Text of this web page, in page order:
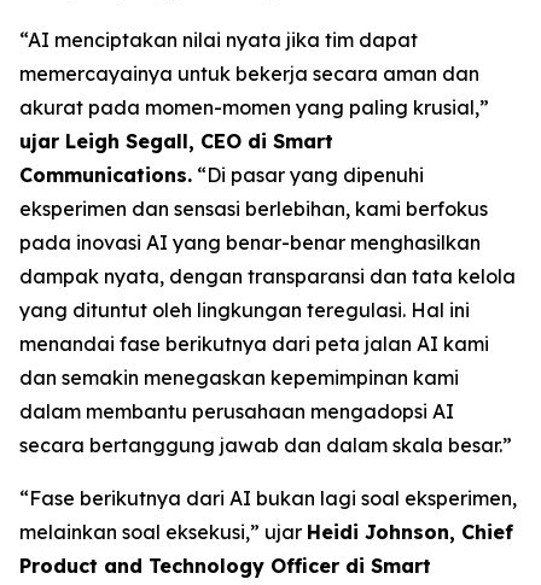
“AI menciptakan nilai nyata jika tim dapat
memercayainya untuk bekerja secara aman dan
akurat pada momen-momen yang paling krusial,”
ujar Leigh Segall, CEO di Smart
Communications. “Di pasar yang dipenuhi
eksperimen dan sensasi berlebihan, kami berfokus
pada inovasi AI yang benar-benar menghasilkan
dampak nyata, dengan transparansi dan tata kelola
yang dituntut oleh lingkungan teregulasi. Hal ini
menandai fase berikutnya dari peta jalan AI kami
dan semakin menegaskan kepemimpinan kami
dalam membantu perusahaan mengadopsi AI
secara bertanggung jawab dan dalam skala besar.”
“Fase berikutnya dari AI bukan lagi soal eksperimen,
melainkan soal eksekusi,” ujar Heidi Johnson, Chief
Product and Technology Officer di Smart